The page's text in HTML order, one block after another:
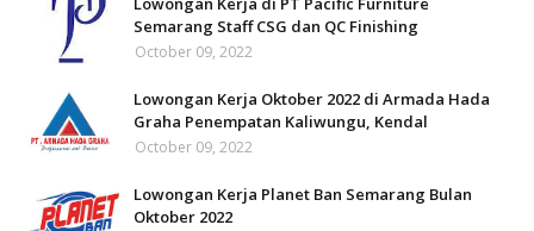
Semarang Staff CSG dan QC Finishing
October 09, 2022
Lowongan Kerja Oktober 2022 di Armada Hada
Graha Penempatan Kaliwungu, Kendal
October 09, 2022
Lowongan Kerja Planet Ban Semarang Bulan
Oktober 2022